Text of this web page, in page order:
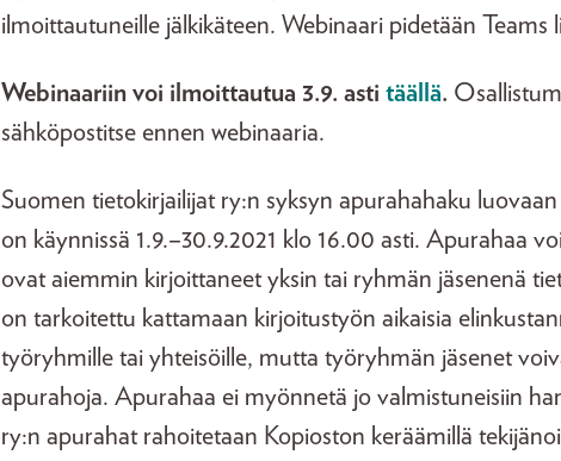
ilmoittautuneille jälkikäteen. Webinaari pidetään Teams
Webinaariin voi ilmoittautua 3.9. asti täällä.
sähköpostitse ennen webinaaria.
Suomen tietokirjailijat ry:n syksyn apurahahaku
on käynnissä 1.9.–30.9.2021 klo 16.00 asti. Apurahaa
ovat aiemmin kirjoittaneet yksin tai ryhmän jäsenenä
on tarkoitettu kattamaan kirjoitustyön aikaisia
työryhmille tai yhteisöille, mutta työryhmän jäsenet
apurahoja. Apurahaa ei myönnetä jo valmistuneisiin
ry:n apurahat rahoitetaan Kopioston keräämillä